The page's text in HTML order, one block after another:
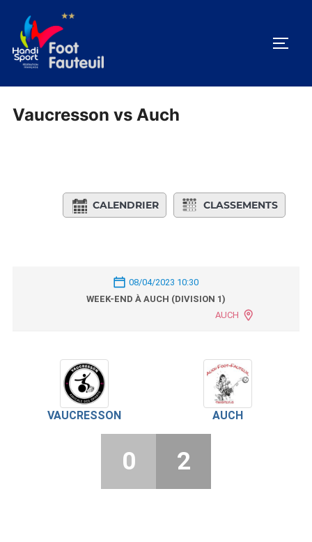
contenu
Vaucresson vs Auch
CALENDRIER CLASSEMENTS
08/04/2023 10:30
WEEK-END À AUCH (DIVISION 1)
AUCH
VAUCRESSON AUCH
0 2